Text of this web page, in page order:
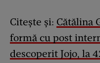
Citește și: Cătălina
formă cu post
descoperit Jojo, la